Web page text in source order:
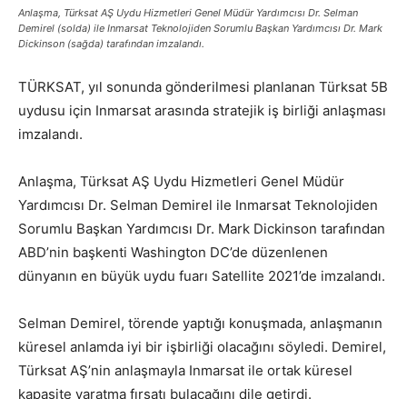
Anlaşma, Türksat AŞ Uydu Hizmetleri Genel Müdür Yardımcısı Dr. Selman
Demirel (solda) ile Inmarsat Teknolojiden Sorumlu Başkan Yardımcısı Dr. Mark
Dickinson (sağda) tarafından imzalandı.
TÜRKSAT, yıl sonunda gönderilmesi planlanan Türksat 5B
uydusu için Inmarsat arasında stratejik iş birliği anlaşması
imzalandı.
Anlaşma, Türksat AŞ Uydu Hizmetleri Genel Müdür
Yardımcısı Dr. Selman Demirel ile Inmarsat Teknolojiden
Sorumlu Başkan Yardımcısı Dr. Mark Dickinson tarafından
ABD’nin başkenti Washington DC’de düzenlenen
dünyanın en büyük uydu fuarı Satellite 2021’de imzalandı.
Selman Demirel, törende yaptığı konuşmada, anlaşmanın
küresel anlamda iyi bir işbirliği olacağını söyledi. Demirel,
Türksat AŞ’nin anlaşmayla Inmarsat ile ortak küresel
kapasite yaratma fırsatı bulacağını dile getirdi.